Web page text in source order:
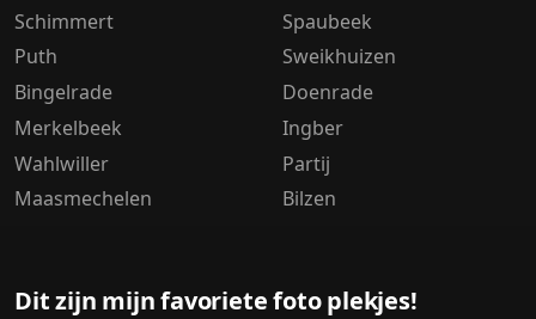
Schimmert
Puth
Bingelrade
Merkelbeek
Wahlwiller
Maasmechelen
Spaubeek
Sweikhuizen
Doenrade
Ingber
Partij
Bilzen
Dit zijn mijn favoriete foto plekjes!